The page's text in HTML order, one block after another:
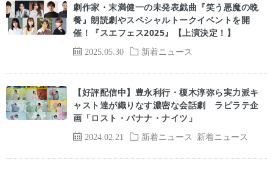
2025.05.30 新着ニュース
劇作家・末満健一の未発表戯曲『笑う悪魔の晩
餐』朗読劇やスペシャルトークイベントを開
催！『スエフェス2025』【上演決定！】
2024.02.21 新着ニュース 新着ニュース
【好評配信中】豊永利行・榎木淳弥ら実力派キ
ャスト達が織りなす濃密な会話劇 ラピラテ企
画「ロスト・バナナ・ナイツ」